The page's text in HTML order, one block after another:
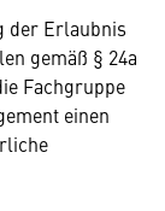
der Erlaubnis
gemäß § 24a
Fachgruppe
einen